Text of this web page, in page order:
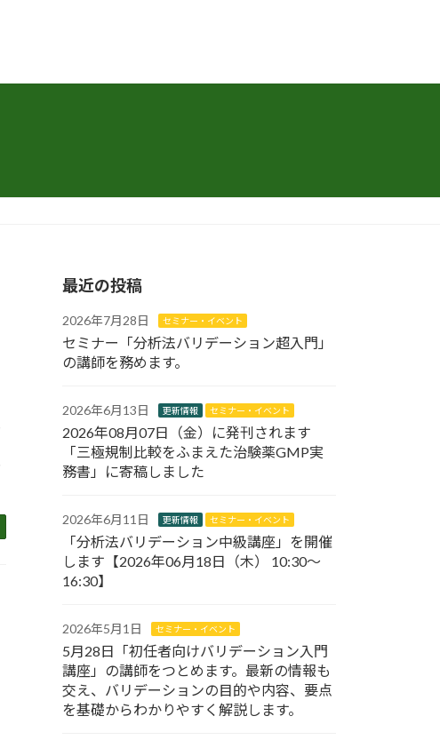
最近の投稿
2026年7月28日 セミナー・イベント
セミナー「分析法バリデーション超入門」
の講師を務めます。
2026年6月13日 更新情報 セミナー・イベント
2026年08月07日（金）に発刊されます
「三極規制比較をふまえた治験薬GMP実
務書」に寄稿しました
2026年6月11日 更新情報 セミナー・イベント
「分析法バリデーション中級講座」を開催
します【2026年06月18日（木） 10:30～
16:30】
2026年5月1日 セミナー・イベント
5月28日「初任者向けバリデーション入門
講座」の講師をつとめます。最新の情報も
交え、バリデーションの目的や内容、要点
を基礎からわかりやすく解説します。